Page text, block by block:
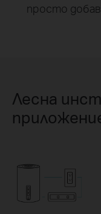
просто
Лесна